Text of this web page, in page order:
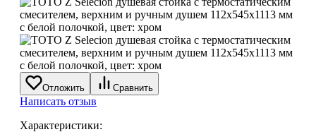
Отложить Сравнить
Написать отзыв
Характеристики: